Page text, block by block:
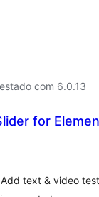
com 6.0.13
for
text & video